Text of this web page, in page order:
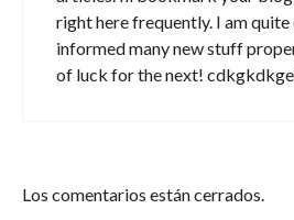
right here frequently. I am
informed many new stuff
of luck for the next!
Los comentarios están cerrados.